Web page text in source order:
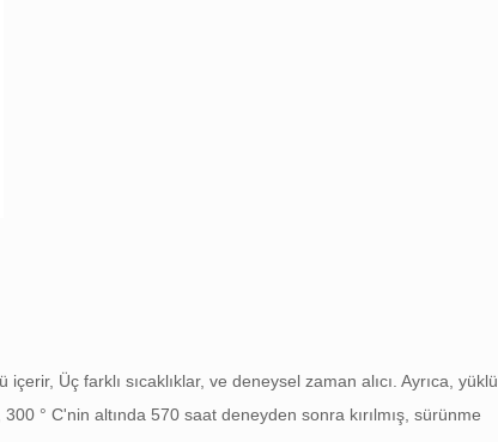
Üç farklı sıcaklıklar, ve deneysel zaman alıcı. Ayrıca, yüklü
° C'nin altında 570 saat deneyden sonra kırılmış, sürünme